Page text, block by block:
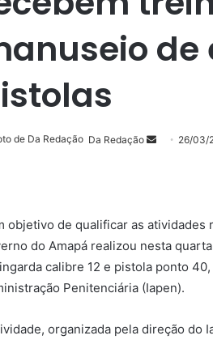
Da Redação
Mande26/03/
objetivo de qualificar as atividades
do Amapá realizou nesta
calibre 12 e pistola ponto
Penitenciária (Iapen).
organizada pela direção do